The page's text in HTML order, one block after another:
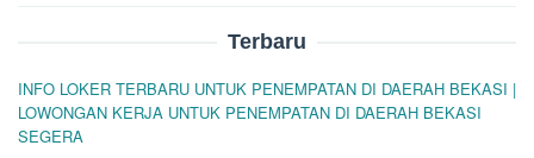
Terbaru
INFO LOKER TERBARU UNTUK PENEMPATAN DI DAERAH BEKASI |
LOWONGAN KERJA UNTUK PENEMPATAN DI DAERAH BEKASI
SEGERA